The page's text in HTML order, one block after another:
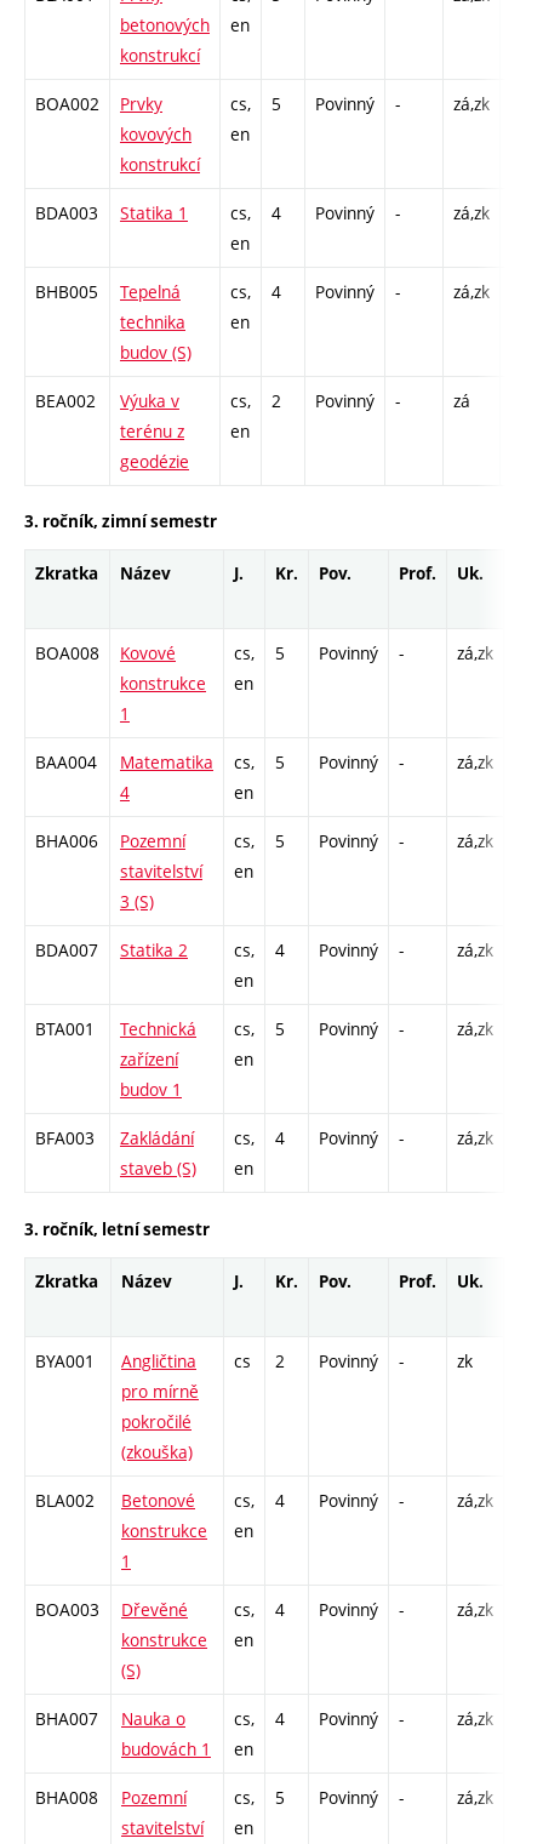
betonových
konstrukcí
en
BOA002
Prvky
kovových
konstrukcí
cs,
en
5 Povinný - zá,zk
BDA003 Statika 1
cs,
en
4 Povinný - zá,zk
BHB005
Tepelná
technika
budov (S)
cs,
en
4 Povinný - zá,zk
BEA002
Výuka v
terénu z
geodézie
cs,
en
2 Povinný - zá
3. ročník, zimní semestr
Zkratka Název J. Kr. Pov. Prof. Uk.
BOA008
Kovové
konstrukce
1
cs,
en
5 Povinný - zá,zk
BAA004
Matematika
4
cs,
en
5 Povinný - zá,zk
BHA006
Pozemní
stavitelství
3 (S)
cs,
en
5 Povinný - zá,zk
BDA007 Statika 2
cs,
en
4 Povinný - zá,zk
BTA001
Technická
zařízení
budov 1
cs,
en
5 Povinný - zá,zk
BFA003
Zakládání
staveb (S)
cs,
en
4 Povinný - zá,zk
3. ročník, letní semestr
Zkratka Název J. Kr. Pov. Prof. Uk.
BYA001
Angličtina
pro mírně
pokročilé
(zkouška)
cs 2 Povinný - zk
BLA002
Betonové
konstrukce
1
cs,
en
4 Povinný - zá,zk
BOA003
Dřevěné
konstrukce
(S)
cs,
en
4 Povinný - zá,zk
BHA007
Nauka o
budovách 1
cs,
en
4 Povinný - zá,zk
BHA008
Pozemní
stavitelství
cs,
en
5 Povinný - zá,zk